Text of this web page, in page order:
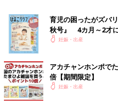
育児の困ったがズバ
秋号』 4カ月～2才
いっぱい！
妊娠・出産
アカチャンホンポで
倍【期間限定】
妊娠・出産